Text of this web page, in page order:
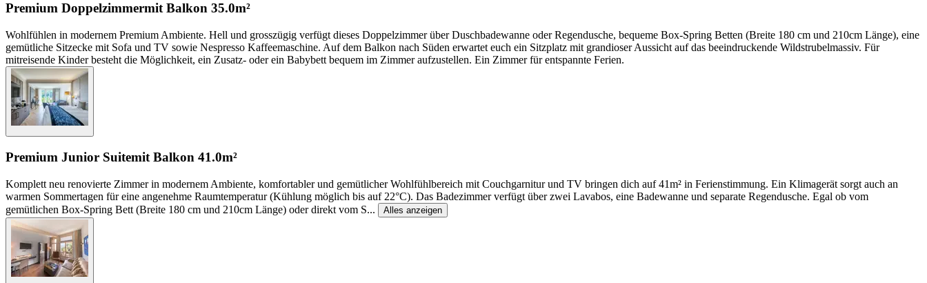
Premium Doppelzimmermit Balkon 35.0m²
Wohlfühlen in modernem Premium Ambiente. Hell und grosszügig verfügt dieses Doppelzimmer über Duschbadewanne oder Regendusche, bequeme Box-Spring Betten (Breite 180 cm und 210cm Länge), eine
gemütliche Sitzecke mit Sofa und TV sowie Nespresso Kaffeemaschine. Auf dem Balkon nach Süden erwartet euch ein Sitzplatz mit grandioser Aussicht auf das beeindruckende Wildstrubelmassiv. Für
mitreisende Kinder besteht die Möglichkeit, ein Zusatz- oder ein Babybett bequem im Zimmer aufzustellen. Ein Zimmer für entspannte Ferien.
Premium Junior Suitemit Balkon 41.0m²
Komplett neu renovierte Zimmer in modernem Ambiente, komfortabler und gemütlicher Wohlfühlbereich mit Couchgarnitur und TV bringen dich auf 41m² in Ferienstimmung. Ein Klimagerät sorgt auch an
warmen Sommertagen für eine angenehme Raumtemperatur (Kühlung möglich bis auf 22°C). Das Badezimmer verfügt über zwei Lavabos, eine Badewanne und separate Regendusche. Egal ob vom
gemütlichen Box-Spring Bett (Breite 180 cm und 210cm Länge) oder direkt vom S... Alles anzeigen